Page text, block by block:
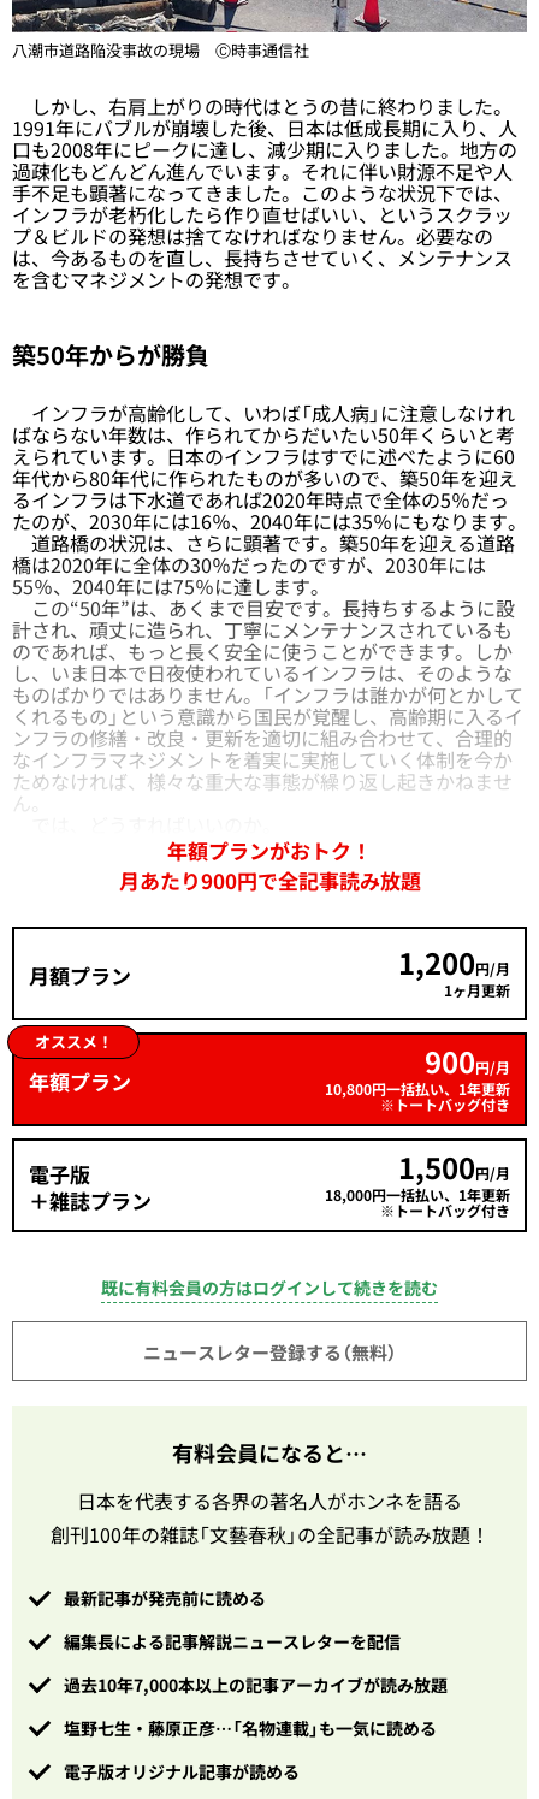
八潮市道路陥没事故の現場 Ⓒ時事通信社
しかし、右肩上がりの時代はとうの昔に終わりました。
1991年にバブルが崩壊した後、日本は低成長期に入り、人
口も2008年にピークに達し、減少期に入りました。地方の
過疎化もどんどん進んでいます。それに伴い財源不足や人
手不足も顕著になってきました。このような状況下では、
インフラが老朽化したら作り直せばいい、というスクラッ
プ＆ビルドの発想は捨てなければなりません。必要なの
は、今あるものを直し、長持ちさせていく、メンテナンス
を含むマネジメントの発想です。
築50年からが勝負
インフラが高齢化して、いわば「成人病」に注意しなけれ
ばならない年数は、作られてからだいたい50年くらいと考
えられています。日本のインフラはすでに述べたように60
年代から80年代に作られたものが多いので、築50年を迎え
るインフラは下水道であれば2020年時点で全体の5％だっ
たのが、2030年には16％、2040年には35％にもなります。
道路橋の状況は、さらに顕著です。築50年を迎える道路
橋は2020年に全体の30％だったのですが、2030年には
55％、2040年には75％に達します。
この“50年”は、あくまで目安です。長持ちするように設
計され、頑丈に造られ、丁寧にメンテナンスされているも
のであれば、もっと長く安全に使うことができます。しか
し、いま日本で日夜使われているインフラは、そのような
ものばかりではありません。「インフラは誰かが何とかして
くれるもの」という意識から国民が覚醒し、高齢期に入るイ
ンフラの修繕・改良・更新を適切に組み合わせて、合理的
なインフラマネジメントを着実に実施していく体制を今か
ためなければ、様々な重大な事態が繰り返し起きかねませ
ん。
年額プランがおトク！
月あたり900円で全記事読み放題
月額プラン 1,200円/月
1ヶ月更新
オススメ！
年額プラン 900円/月
10,800円一括払い、1年更新
※トートバッグ付き
電子版
＋雑誌プラン
1,500円/月
18,000円一括払い、1年更新
※トートバッグ付き
既に有料会員の方はログインして続きを読む
ニュースレター登録する（無料）
有料会員になると…
日本を代表する各界の著名人がホンネを語る
創刊100年の雑誌「文藝春秋」の全記事が読み放題！
最新記事が発売前に読める
編集長による記事解説ニュースレターを配信
過去10年7,000本以上の記事アーカイブが読み放題
塩野七生・藤原正彦…「名物連載」も一気に読める
電子版オリジナル記事が読める